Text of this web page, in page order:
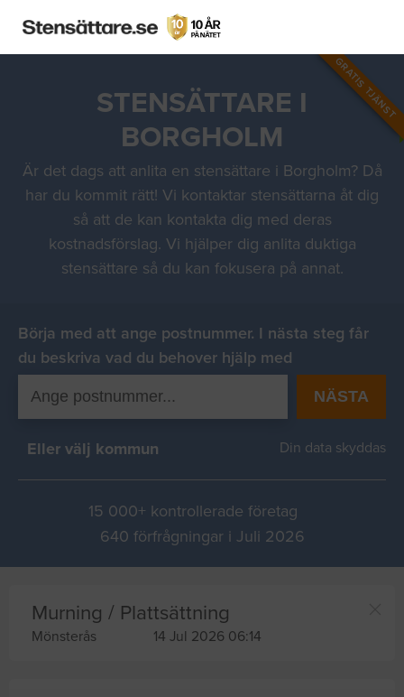
GRATIS TJÄNST
STENSÄTTARE I
BORGHOLM
Är det dags att anlita en stensättare i Borgholm? Då
har du kommit rätt! Vi kontaktar stensättarna åt dig
så att de kan kontakta dig med deras
kostnadsförslag. Vi hjälper dig anlita duktiga
stensättare så du kan fokusera på annat.
Börja med att ange postnummer. I nästa steg får
du beskriva vad du behover hjälp med
NÄSTA
Eller välj kommun Din data skyddas
15 000+ kontrollerade företag
640 förfrågningar i Juli 2026
Murning / Plattsättning
Mönsterås 14 Jul 2026 06:14